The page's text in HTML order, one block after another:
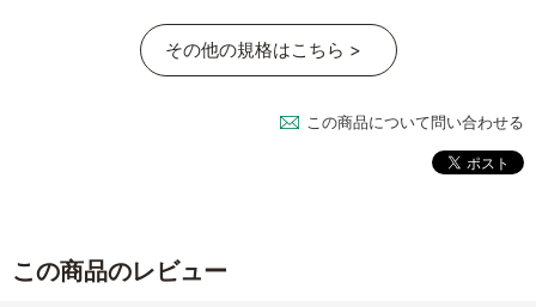
その他の規格はこちら >
この商品について問い合わせる
この商品のレビュー